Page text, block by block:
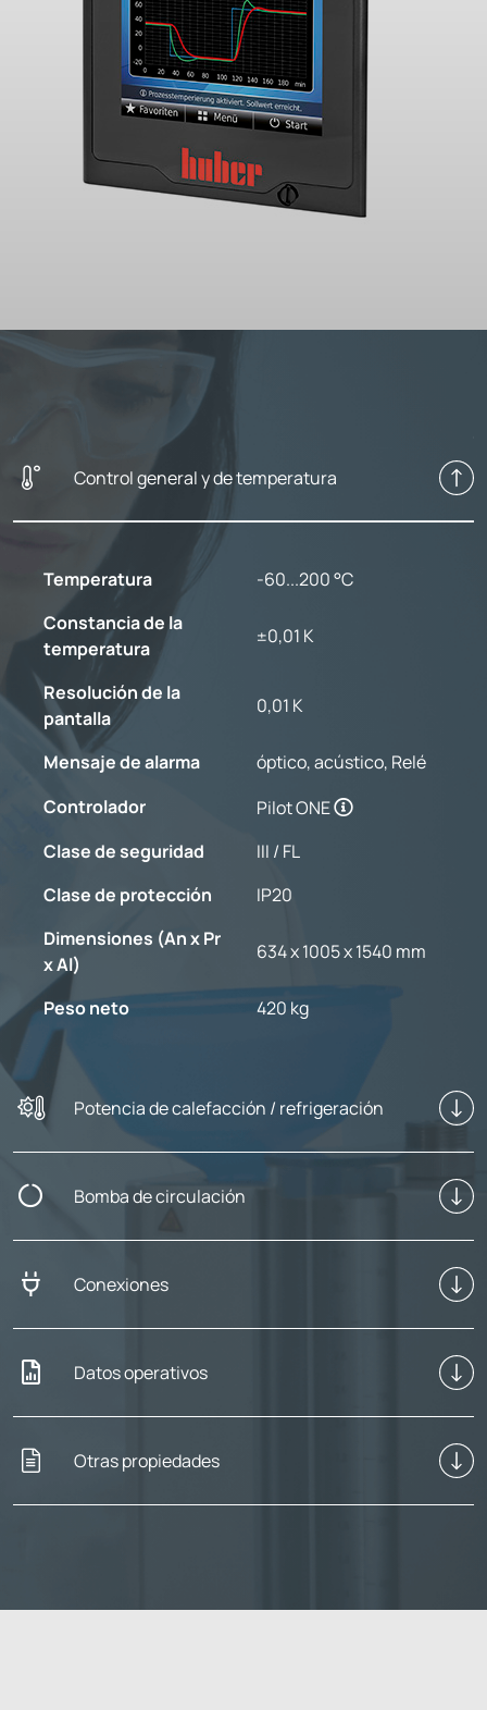
Control general y de temperatura
Temperatura
-60...200 °C
Constancia de la
temperatura
±0,01 K
Resolución de la
pantalla
0,01 K
Mensaje de alarma
óptico, acústico, Relé
Controlador
Pilot ONE
Clase de seguridad
III / FL
Clase de protección
IP20
Dimensiones (An x Pr
x Al)
634 x 1005 x 1540 mm
Peso neto 420 kg
Potencia de calefacción / refrigeración
Bomba de circulación
Conexiones
Datos operativos
Otras propiedades